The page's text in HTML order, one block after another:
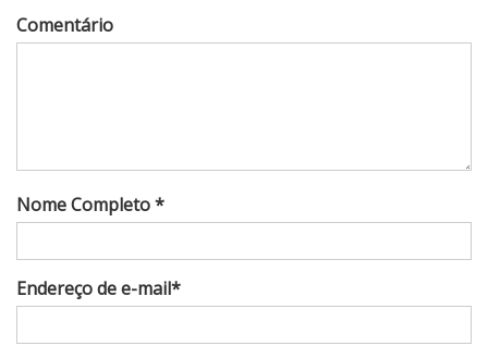
Comentário
Nome Completo *
Endereço de e-mail*